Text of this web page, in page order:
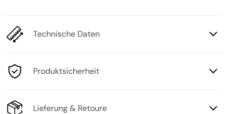
Technische Daten
Produktsicherheit
Lieferung & Retoure